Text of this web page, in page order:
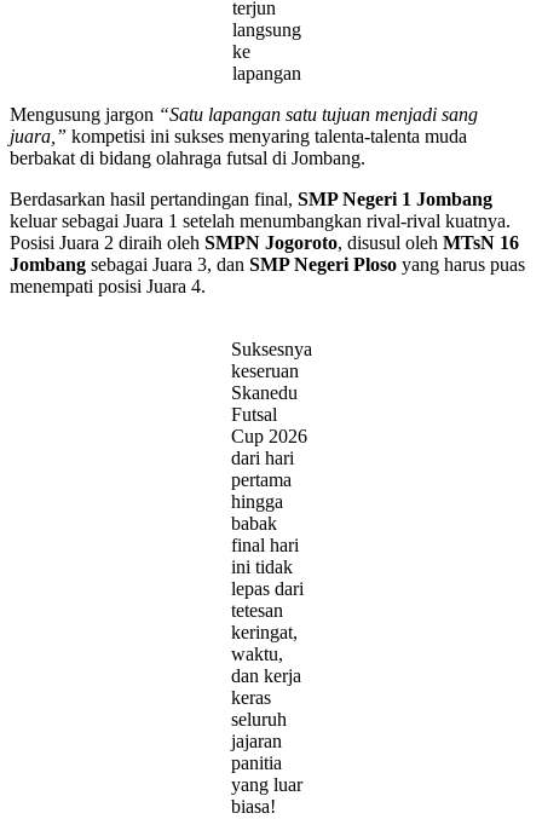
terjun
langsung
ke
lapangan
Mengusung jargon “Satu lapangan satu tujuan menjadi sang
juara,” kompetisi ini sukses menyaring talenta-talenta muda
berbakat di bidang olahraga futsal di Jombang.
Berdasarkan hasil pertandingan final, SMP Negeri 1 Jombang
keluar sebagai Juara 1 setelah menumbangkan rival-rival kuatnya.
Posisi Juara 2 diraih oleh SMPN Jogoroto, disusul oleh MTsN 16
Jombang sebagai Juara 3, dan SMP Negeri Ploso yang harus puas
menempati posisi Juara 4.
Suksesnya
keseruan
Skanedu
Futsal
Cup 2026
dari hari
pertama
hingga
babak
final hari
ini tidak
lepas dari
tetesan
keringat,
waktu,
dan kerja
keras
seluruh
jajaran
panitia
yang luar
biasa!